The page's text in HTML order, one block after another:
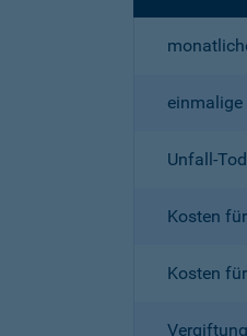
Unfall-
Kosten
Kosten